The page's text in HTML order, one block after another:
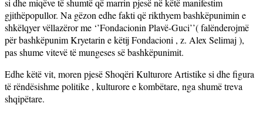
si dhe miqëve të shumtë që marrin pjesë në këtë manifestim
gjithëpopullor. Na gëzon edhe fakti që rikthyem bashkëpunimin e
shkëlqyer vëllazëror me ‘’Fondacionin Plavë-Guci’’( falënderojmë
për bashkëpunim Kryetarin e këtij Fondacioni , z. Alex Selimaj ),
pas shume vitevë të mungeses së bashkëpunimit.
Edhe këtë vit, moren pjesë Shoqëri Kulturore Artistike si dhe figura
të rëndësishme politike , kulturore e kombëtare, nga shumë treva
shqipëtare.